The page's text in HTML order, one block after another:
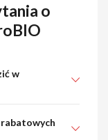
o
w